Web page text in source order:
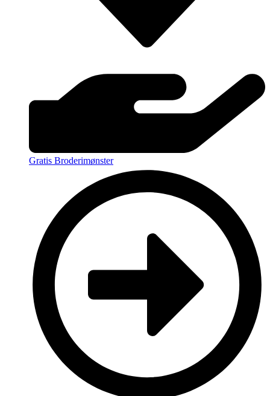
Gratis Broderimønster